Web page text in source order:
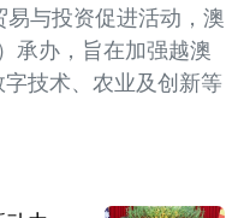
与投资促进活动，澳
承办，旨在加强越澳
技术、农业及创新等